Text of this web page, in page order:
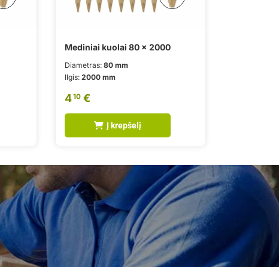
Mediniai kuolai 80 x 2000
Diametras: 80 mm
Ilgis: 2000 mm
410 €
Į krepšelį